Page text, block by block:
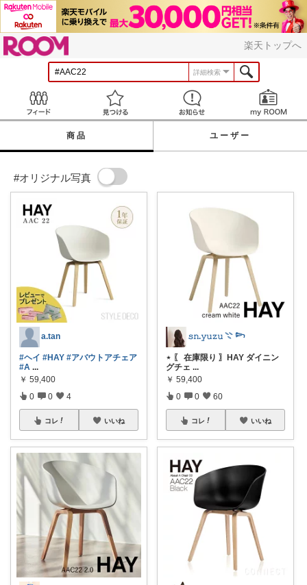
楽天トップへ
詳細検索
見つける お知らせ
商品 ユーザー
#オリジナル写真
a.tan
#ヘイ #HAY #アバウトアチェア
#A ...
￥ 59,400
0 0 4
コレ いいね
𝚜𝚗.𝚢𝚞𝚣𝚞 𓇢 𓆸
⋆ 〖 在庫限り 〗HAY ダイニン
グチェ ...
￥ 59,400
0 0 60
コレ いいね